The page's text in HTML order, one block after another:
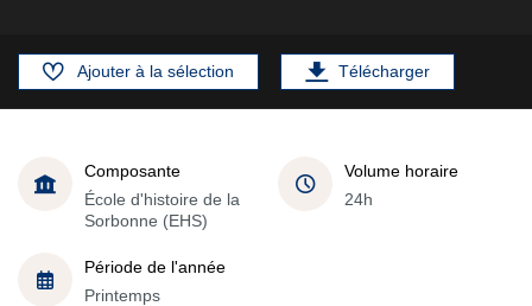
Ajouter à la sélection Télécharger
Composante
École d'histoire de la
Sorbonne (EHS)
Volume horaire
24h
Période de l'année
Printemps